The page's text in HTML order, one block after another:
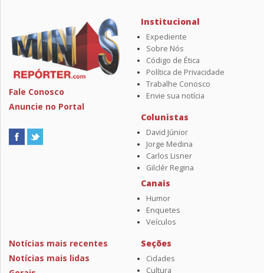
Fale Conosco
Anuncie no Portal
Institucional
Expediente
Sobre Nós
Código de Ética
Política de Privacidade
Trabalhe Conosco
Envie sua notícia
Colunistas
David Júnior
Jorge Medina
Carlos Lisner
Gilclér Regina
Canais
Humor
Enquetes
Veículos
Notícias mais recentes
Notícias mais lidas
Seções
Cidades
Cultura